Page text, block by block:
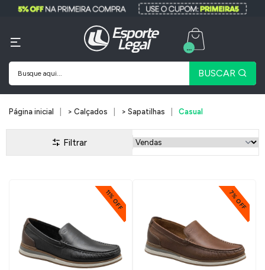
BUSCAR
...
Página inicial > Calçados > Sapatilhas Casual
Filtrar
11% OFF 7% OFF